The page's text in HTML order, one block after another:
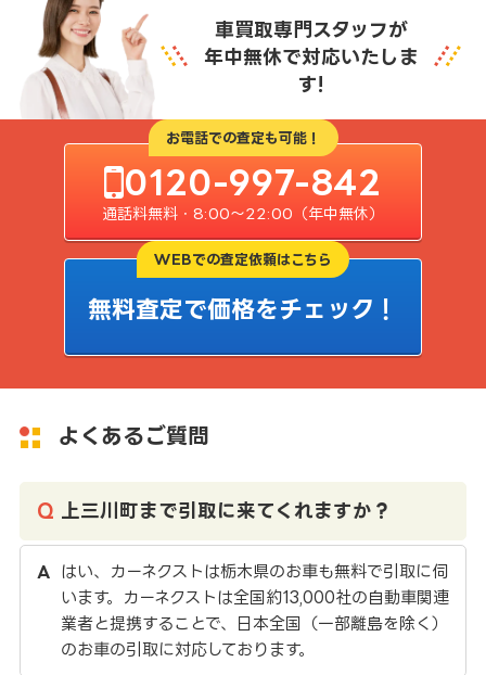
車買取専門スタッフが
年中無休で対応いたしま
す!
お電話での査定も可能！
0120-997-842
通話料無料・8:00〜22:00（年中無休）
WEBでの査定依頼はこちら
無料査定で価格をチェック！
よくあるご質問
上三川町まで引取に来てくれますか？
はい、カーネクストは栃木県のお車も無料で引取に伺
います。カーネクストは全国約13,000社の自動車関連
業者と提携することで、日本全国（一部離島を除く）
のお車の引取に対応しております。